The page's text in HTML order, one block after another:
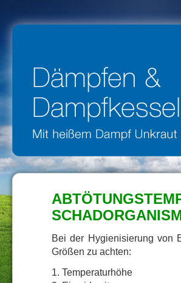
Bei der Hygienisierung von
Größen zu achten:
1. Temperaturhöhe